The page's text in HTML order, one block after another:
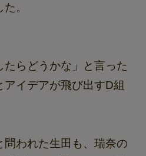
。
らどうかな」と言った
イデアが飛び出すD組
問われた生田も、瑞奈の